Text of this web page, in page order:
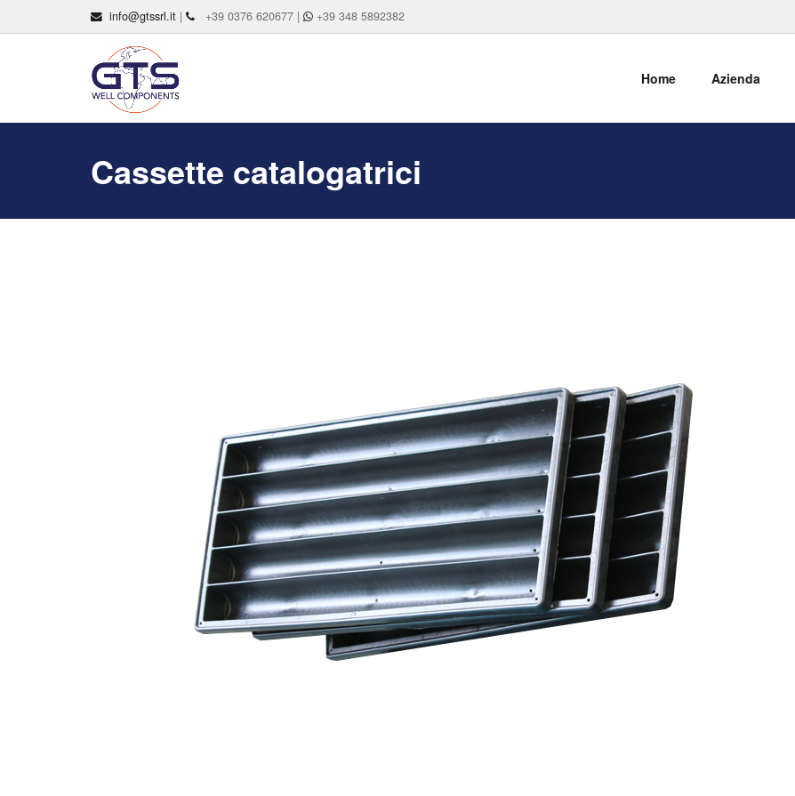
info@gtssrl.it | +39 0376 620677 | +39 348 5892382
Home Azienda
Cassette catalogatrici